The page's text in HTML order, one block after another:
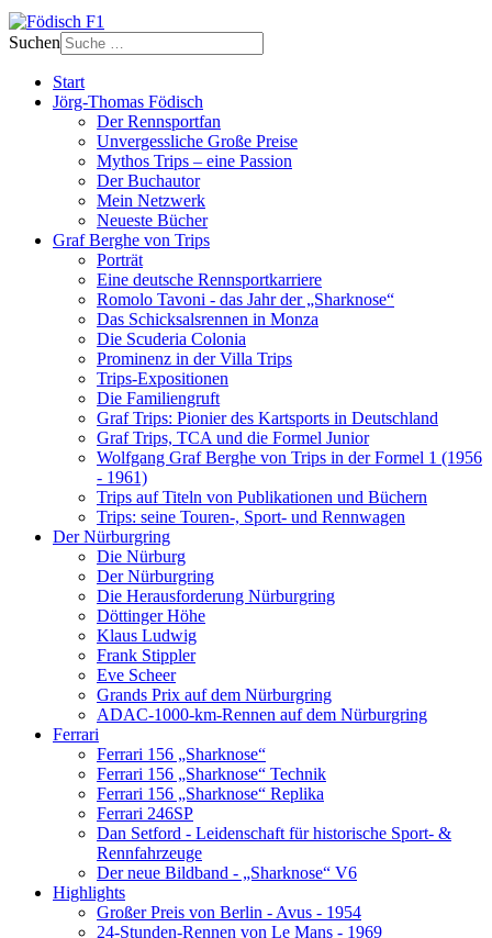
Suchen
Start
Jörg-Thomas Födisch
Der Rennsportfan
Unvergessliche Große Preise
Mythos Trips – eine Passion
Der Buchautor
Mein Netzwerk
Neueste Bücher
Graf Berghe von Trips
Porträt
Eine deutsche Rennsportkarriere
Romolo Tavoni - das Jahr der „Sharknose“
Das Schicksalsrennen in Monza
Die Scuderia Colonia
Prominenz in der Villa Trips
Trips-Expositionen
Die Familiengruft
Graf Trips: Pionier des Kartsports in Deutschland
Graf Trips, TCA und die Formel Junior
Wolfgang Graf Berghe von Trips in der Formel 1 (1956
- 1961)
Trips auf Titeln von Publikationen und Büchern
Trips: seine Touren-, Sport- und Rennwagen
Der Nürburgring
Die Nürburg
Der Nürburgring
Die Herausforderung Nürburgring
Döttinger Höhe
Klaus Ludwig
Frank Stippler
Eve Scheer
Grands Prix auf dem Nürburgring
ADAC-1000-km-Rennen auf dem Nürburgring
Ferrari
Ferrari 156 „Sharknose“
Ferrari 156 „Sharknose“ Technik
Ferrari 156 „Sharknose“ Replika
Ferrari 246SP
Dan Setford - Leidenschaft für historische Sport- &
Rennfahrzeuge
Der neue Bildband - „Sharknose“ V6
Highlights
Großer Preis von Berlin - Avus - 1954
24-Stunden-Rennen von Le Mans - 1969